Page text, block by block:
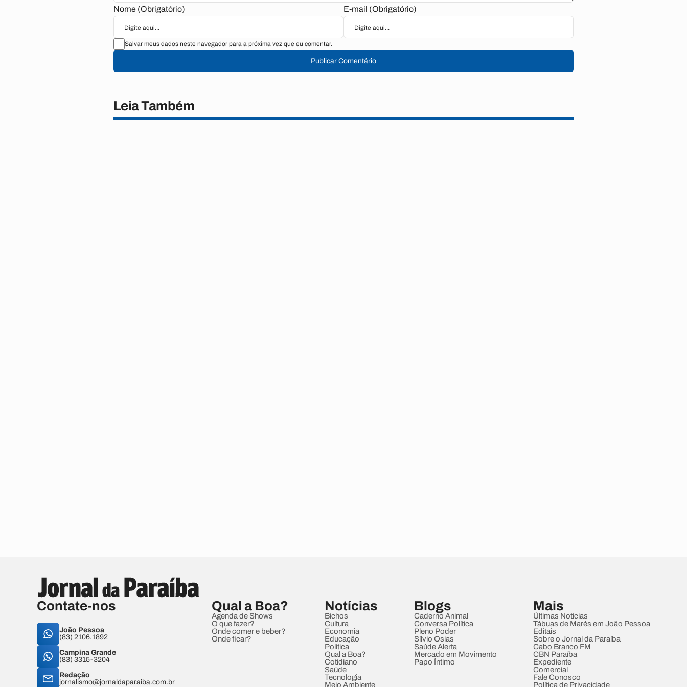
Nome (Obrigatório) E-mail (Obrigatório)
Salvar meus dados neste navegador para a próxima vez que eu comentar.
Publicar Comentário
Leia Também
Contate-nos
João Pessoa
(83) 2106.1892
Campina Grande
(83) 3315-3204
Redação
jornalismo@jornaldaparaiba.com.br
Qual a Boa?
Agenda de Shows
O que fazer?
Onde comer e beber?
Onde ficar?
Notícias
Bichos
Cultura
Economia
Educação
Política
Qual a Boa?
Cotidiano
Saúde
Tecnologia
Meio Ambiente
Blogs
Caderno Animal
Conversa Política
Pleno Poder
Sílvio Osias
Saúde Alerta
Mercado em Movimento
Papo Íntimo
Mais
Últimas Notícias
Tábuas de Marés em João Pessoa
Editais
Sobre o Jornal da Paraíba
Cabo Branco FM
CBN Paraíba
Expediente
Comercial
Fale Conosco
Política de Privacidade